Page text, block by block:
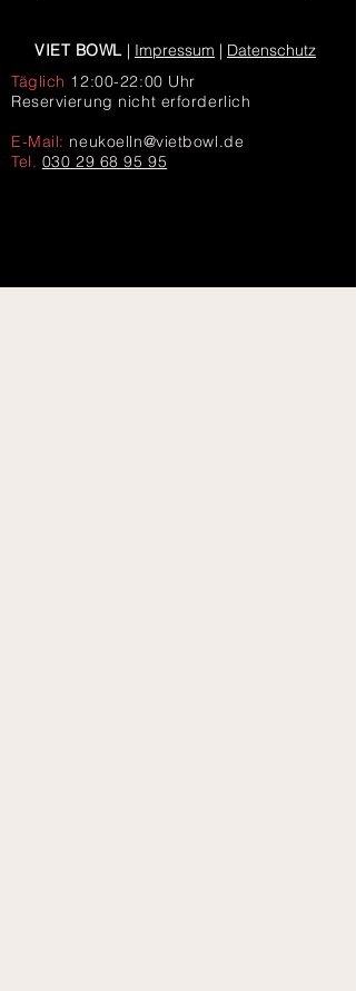
VIET BOWL | Impressum | Datenschutz
Täglich 12:00-22:00 Uhr
Reservierung nicht erforderlich
E-Mail: neukoelln@vietbowl.de
Tel. 030 29 68 95 95